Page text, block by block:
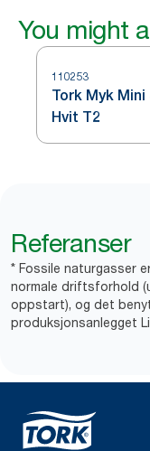
You might
110253
Tork Myk
Hvit T2
Referanser
* Fossile naturgasser
normale driftsforhold
oppstart), og det
produksjonsanlegget